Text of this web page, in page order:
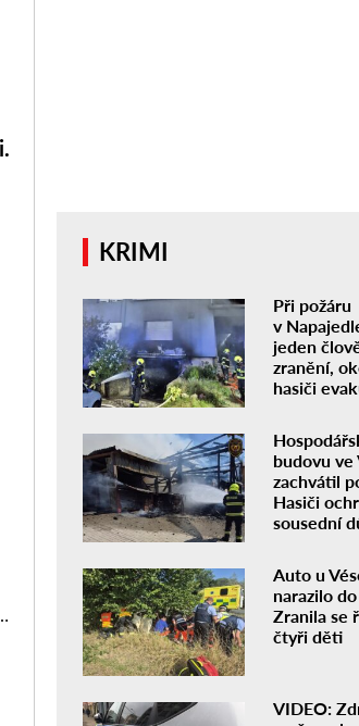
KRIMI
Při požáru
v
jeden
zranění,
hasiči
budovu ve
zachvátil
Hasiči
sousední
Auto u
narazilo
Zranila se
čtyři děti
VIDEO: